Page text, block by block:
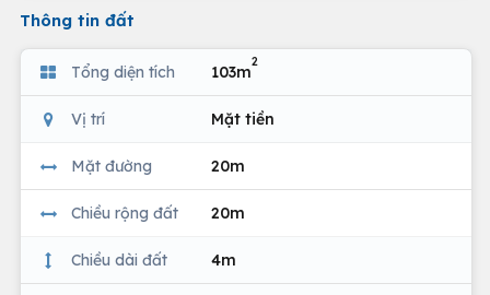
Thông tin đất
Tổng diện tích 103m
2
Vị trí Mặt tiền
Mặt đường 20m
Chiều rộng đất 20m
Chiều dài đất 4m